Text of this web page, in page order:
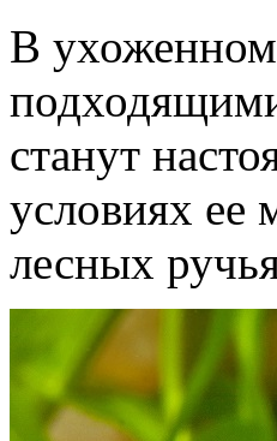
В ухоженном
станут
условиях ее
лесных